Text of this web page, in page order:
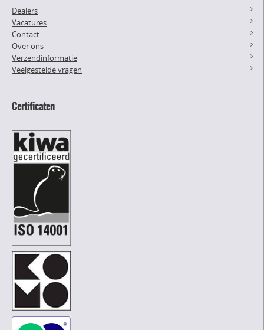
Dealers
Vacatures
Contact
Over ons
Verzendinformatie
Veelgestelde vragen
Certificaten